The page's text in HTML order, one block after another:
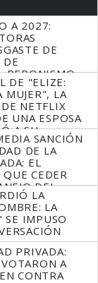
A 2027:
DE
DE
PERONISMO
DE "ELIZE:
MUJER", LA
NETFLIX
UNA ESPOSA
A SU
SANCIÓN
DE LA
EL
CEDER
DEL
LA
LA
SE IMPUSO
PRIVADA:
A
CONTRA